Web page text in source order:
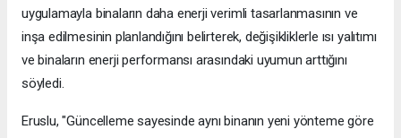
uygulamayla binaların daha enerji verimli tasarlanmasının ve
inşa edilmesinin planlandığını belirterek, değişikliklerle ısı yalıtımı
ve binaların enerji performansı arasındaki uyumun arttığını
söyledi.
Eruslu, "Güncelleme sayesinde aynı binanın yeni yönteme göre